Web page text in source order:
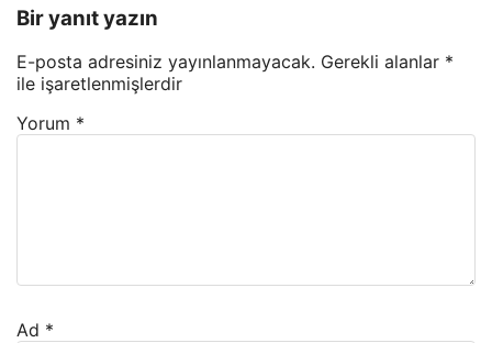
Bir yanıt yazın
E-posta adresiniz yayınlanmayacak. Gerekli alanlar *
ile işaretlenmişlerdir
Yorum *
Ad *